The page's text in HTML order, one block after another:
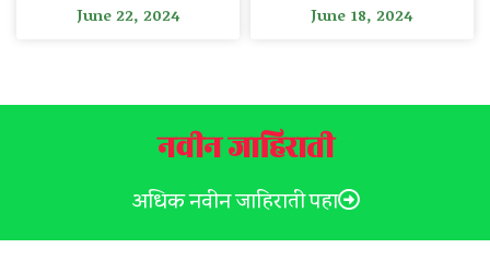
June 22, 2024 June 18, 2024
नवीन जाहिराती
अधिक नवीन जाहिराती पहा